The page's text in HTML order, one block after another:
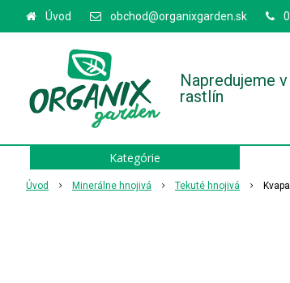
Napredujeme
rastlín
Úvod obchod@organixgarden.sk
Úvod Minerálne hnojivá Tekuté hnojivá
Kategórie